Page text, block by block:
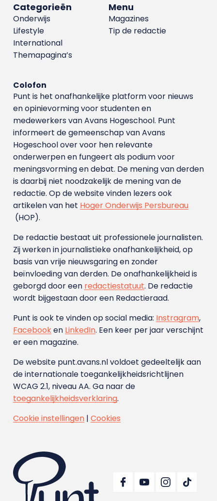
Menu
Magazines
Tip de redactie
Categorieën
Onderwijs
Lifestyle
International
Themapagina’s
Colofon
Punt is het onafhankelijke platform voor nieuws
en opinievorming voor studenten en
medewerkers van Avans Hoge­school. Punt
informeert de gemeenschap van Avans
Hogeschool over voor hen relevante
onderwerpen en fungeert als podium voor
meningsvorming en debat. De mening van derden
is daarbij niet noodzakelijk de mening van de
redactie. Op de website vinden lezers ook
artikelen van het Hoger Onderwijs Persbureau
(HOP).
De redactie bestaat uit professionele journalisten.
Zij werken in journalistieke onafhankelijkheid, op
basis van vrije nieuwsgaring en zonder
beïnvloeding van derden. De onafhankelijkheid is
geborgd door een redactiestatuut. De redactie
wordt bijgestaan door een Redactieraad.
Punt is ook te vinden op social media: Instragram,
Facebooken LinkedIn. Een keer per jaar verschijnt
er een magazine.
De website punt.avans.nl voldoet gedeeltelijk aan
de internationale toegankelijkheidsrichtlijnen
WCAG 2.1, niveau AA. Ga naar de
toegankelijkheidsverklaring.
Cookie instellingen| Cookies